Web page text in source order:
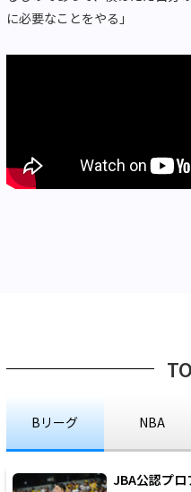
に必要なことをやる」
Bリーグ NBA
JBA公認プロ